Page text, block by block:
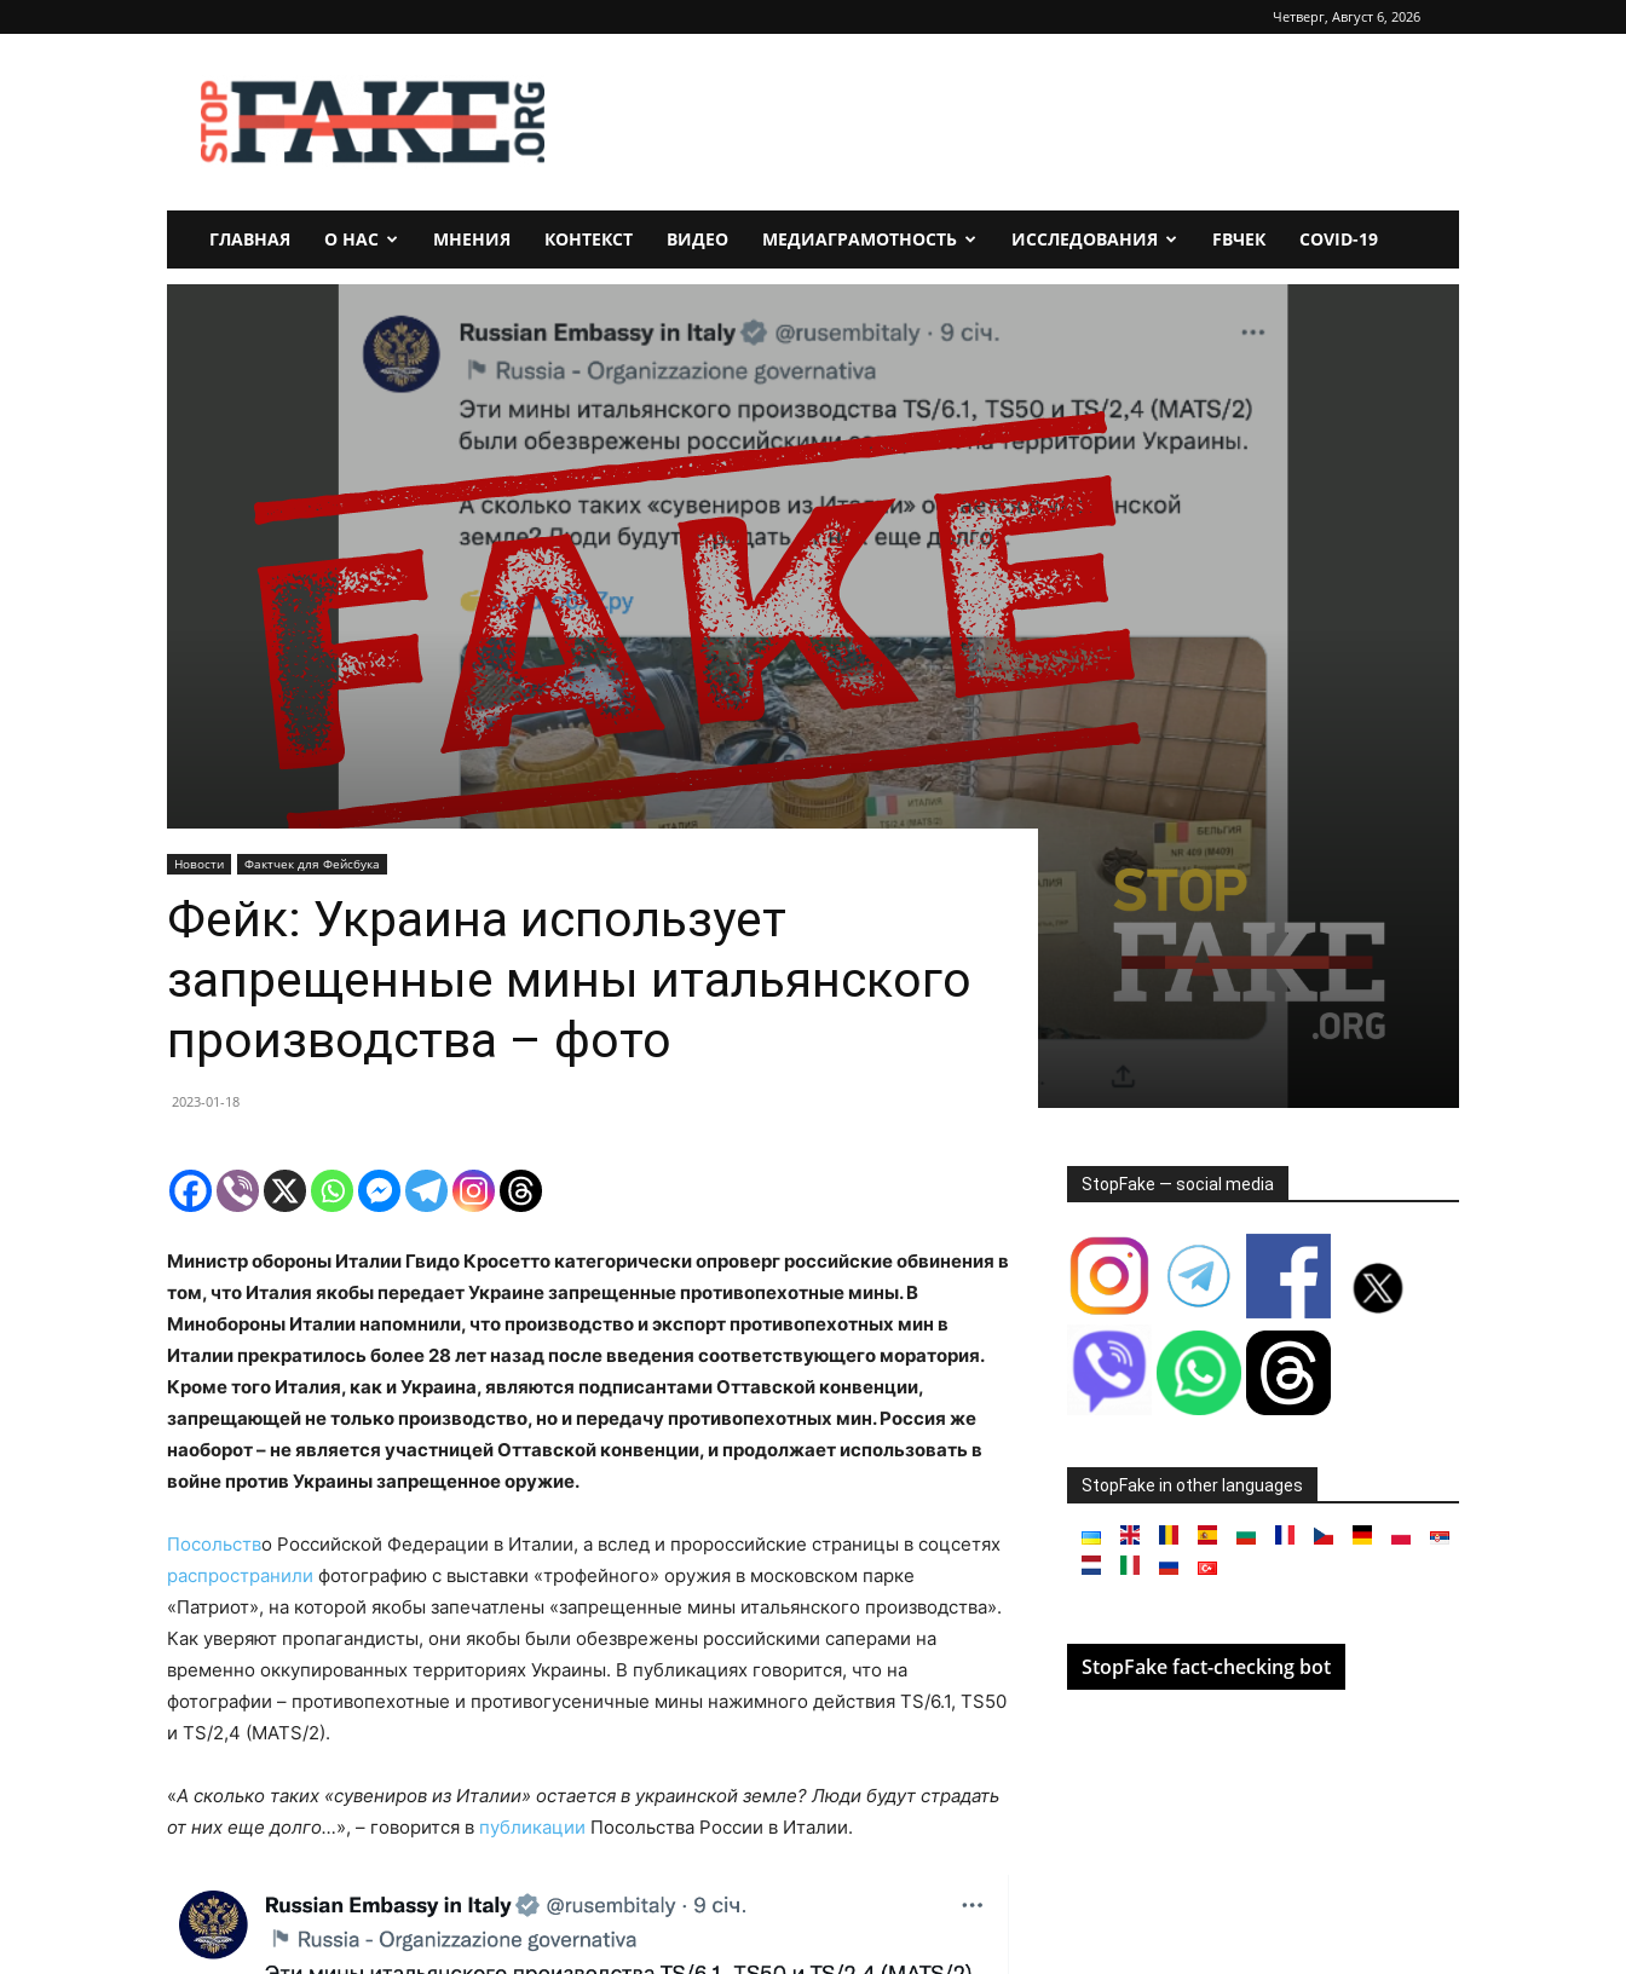
Четверг, Август 6, 2026
StopFake
ГЛАВНАЯ О НАС МНЕНИЯ КОНТЕКСТ ВИДЕО МЕДИАГРАМОТНОСТЬ ИССЛЕДОВАНИЯ FBЧЕК COVID-19
Новости Фактчек для Фейсбука
Фейк: Украина использует
запрещенные мины итальянского
производства – фото
2023-01-18
Министр обороны Италии Гвидо Кросетто категорически опроверг российские обвинения в
том, что Италия якобы передает Украине запрещенные противопехотные мины. В
Минобороны Италии напомнили, что производство и экспорт противопехотных мин в
Италии прекратилось более 28 лет назад после введения соответствующего моратория.
Кроме того Италия, как и Украина, являются подписантами Оттавской конвенции,
запрещающей не только производство, но и передачу противопехотных мин. Россия же
наоборот – не является участницей Оттавской конвенции, и продолжает использовать в
войне против Украины запрещенное оружие.
Посольство Российской Федерации в Италии, а вслед и пророссийские страницы в соцсетях
распространили фотографию с выставки «трофейного» оружия в московском парке
«Патриот», на которой якобы запечатлены «запрещенные мины итальянского производства».
Как уверяют пропагандисты, они якобы были обезврежены российскими саперами на
временно оккупированных территориях Украины. В публикациях говорится, что на
фотографии – противопехотные и противогусеничные мины нажимного действия TS/6.1, ТS50
и TS/2,4 (MATS/2).
«А сколько таких «сувениров из Италии» остается в украинской земле? Люди будут страдать
от них еще долго…», – говорится в публикации Посольства России в Италии.
StopFake — social media
StopFake in other languages
StopFake fact-checking bot